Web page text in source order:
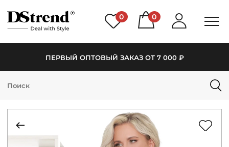
0 0
ПЕРВЫЙ ОПТОВЫЙ ЗАКАЗ ОТ 7 000 ₽
КАТАЛОГ
НОВИНКИ